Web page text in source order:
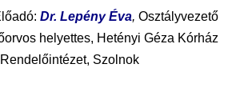
Dr. Lepény Éva, Osztályvezető
helyettes, Hetényi Géza Kórház
Szolnok